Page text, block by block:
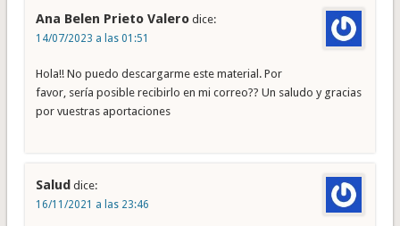
Ana Belen Prieto Valero dice:
14/07/2023 a las 01:51
Hola!! No puedo descargarme este material. Por
favor, sería posible recibirlo en mi correo?? Un saludo y gracias
por vuestras aportaciones
Salud dice:
16/11/2021 a las 23:46